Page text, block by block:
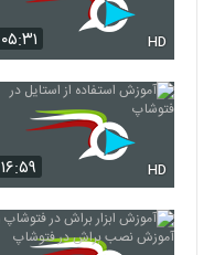
۰۵:۳۱ HD
۱۶:۵۹ HD